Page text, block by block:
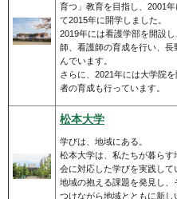
育つ」教育を目指し、2001
て2015年に開学しました。
2019年には看護学部を開設
師、看護師の育成を行い、
んでいます。
さらに、2021年には大学院
者の育成も行っています。
松本大学
学びは、地域にある。
松本大学は、私たちが暮ら
会に対応した学びを実践して
地域の抱える課題を発見し
つけながら地域とともに新し